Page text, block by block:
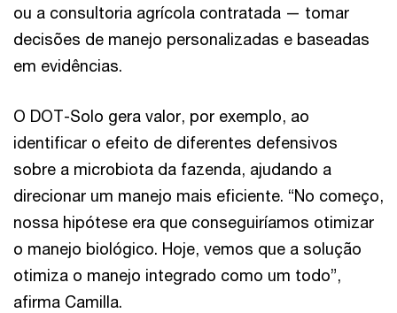
ou a consultoria agrícola contratada — tomar
decisões de manejo personalizadas e baseadas
em evidências.
O DOT-Solo gera valor, por exemplo, ao
identificar o efeito de diferentes defensivos
sobre a microbiota da fazenda, ajudando a
direcionar um manejo mais eficiente. “No começo,
nossa hipótese era que conseguiríamos otimizar
o manejo biológico. Hoje, vemos que a solução
otimiza o manejo integrado como um todo”,
afirma Camilla.